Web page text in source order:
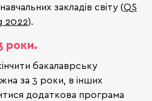
закладів світу (QS
2022).
роки.
бакалаврську
за 3 роки, в інших
додаткова програма